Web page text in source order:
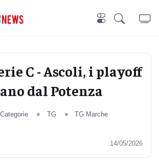
C - Ascoli, i playoff
dal Potenza
Categorie TG
TG Marche
14/05/2026